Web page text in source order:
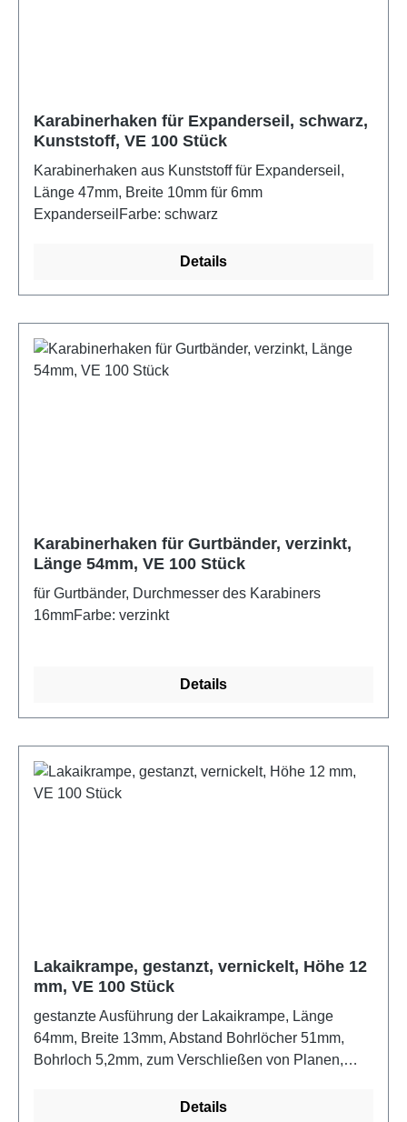
Karabinerhaken für Expanderseil, schwarz,
Kunststoff, VE 100 Stück
Karabinerhaken aus Kunststoff für Expanderseil,
Länge 47mm, Breite 10mm für 6mm
ExpanderseilFarbe: schwarz
Details
Karabinerhaken für Gurtbänder, verzinkt,
Länge 54mm, VE 100 Stück
für Gurtbänder, Durchmesser des Karabiners
16mmFarbe: verzinkt
Details
Lakaikrampe, gestanzt, vernickelt, Höhe 12
mm, VE 100 Stück
gestanzte Ausführung der Lakaikrampe, Länge
64mm, Breite 13mm, Abstand Bohrlöcher 51mm,
Bohrloch 5,2mm, zum Verschließen von Planen,
Details